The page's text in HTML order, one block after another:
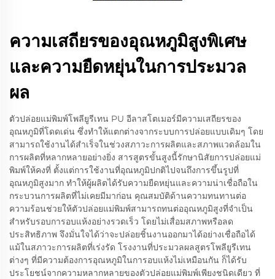
ความเสถียรของอุณหภูมิสูงพิเศษ
และความยืดหยุ่นในการประมวล
ผล
ตัวปล่อยแม่พิมพ์โพลียูรีเทน PU อีลาสโตเมอร์มีความเสถียรของ
อุณหภูมิที่โดดเด่น ซึ่งทำให้แตกต่างจากระบบการปล่อยแบบเดิมๆ โดย
สามารถใช้งานได้สำเร็จในช่วงสภาวะการผลิตและสภาพแวดล้อมใน
การผลิตที่หลากหลายอย่างยิ่ง สารสูตรขั้นสูงนี้รักษานิสัยการปล่อยแม่
พิมพ์ให้คงที่ ตั้งแต่การใช้งานที่อุณหภูมิปกติไปจนถึงการขึ้นรูปที่
อุณหภูมิสูงมาก ทำให้ผู้ผลิตได้รับความยืดหยุ่นและความน่าเชื่อถือใน
กระบวนการผลิตที่ไม่เคยมีมาก่อน คุณสมบัติด้านความทนทานต่อ
ความร้อนช่วยให้ตัวปล่อยแม่พิมพ์สามารถทนต่ออุณหภูมิสูงที่จำเป็น
สำหรับรอบการอบแห้งอย่างรวดเร็ว โดยไม่เสื่อมสภาพหรือลด
ประสิทธิภาพ จึงมั่นใจได้ว่าจะปล่อยชิ้นงานออกมาได้อย่างเชื่อถือได้
แม้ในสภาวะการผลิตที่เร่งรัด โรงงานที่ประมวลผลสูตรโพลียูรีเทน
ต่างๆ ที่มีความต้องการอุณหภูมิในการอบแห้งไม่เหมือนกัน ก็ได้รับ
ประโยชน์จากความหลากหลายของตัวปล่อยแม่พิมพ์เพียงชนิดเดียว ที่